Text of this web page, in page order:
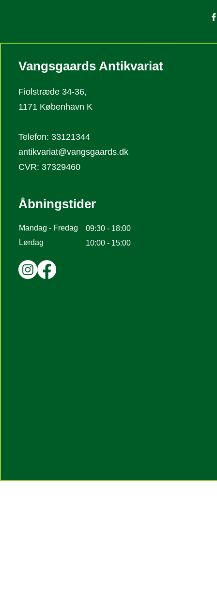
Vangsgaards Antikvariat
Fiolstræde 34-36,
1171 København K
Telefon: 33121344
antikvariat@vangsgaards.dk
CVR: 37329460
Åbningstider
09:30 - 18:00
Mandag - Fredag
10:00 - 15:00
Lørdag